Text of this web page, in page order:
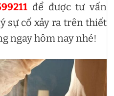
để được tư vấn
sự cố xảy ra trên thiết
ngay hôm nay nhé!